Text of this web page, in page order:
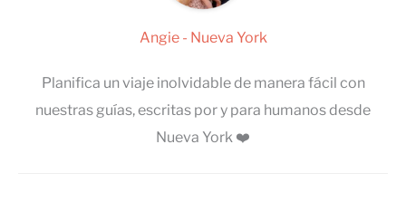
Angie - Nueva York
Planifica un viaje inolvidable de manera fácil con
nuestras guías, escritas por y para humanos desde
Nueva York ❤️